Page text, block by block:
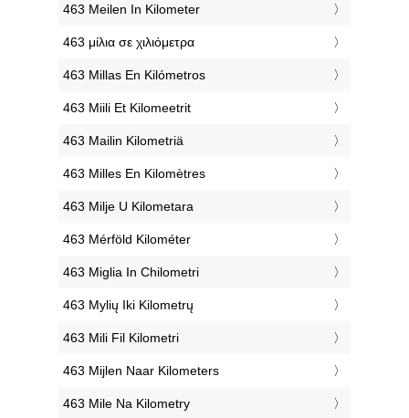
‎463 Meilen In Kilometer
‎463 μίλια σε χιλιόμετρα
‎463 Millas En Kilómetros
‎463 Miili Et Kilomeetrit
‎463 Mailin Kilometriä
‎463 Milles En Kilomètres
‎463 Milje U Kilometara
‎463 Mérföld Kilométer
‎463 Miglia In Chilometri
‎463 Mylių Iki Kilometrų
‎463 Mili Fil Kilometri
‎463 Mijlen Naar Kilometers
‎463 Mile Na Kilometry